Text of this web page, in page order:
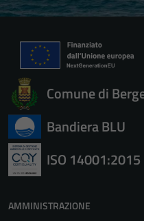
Comune di
Bandiera BLU
ISO 14001:2015
AMMINISTRAZIONE